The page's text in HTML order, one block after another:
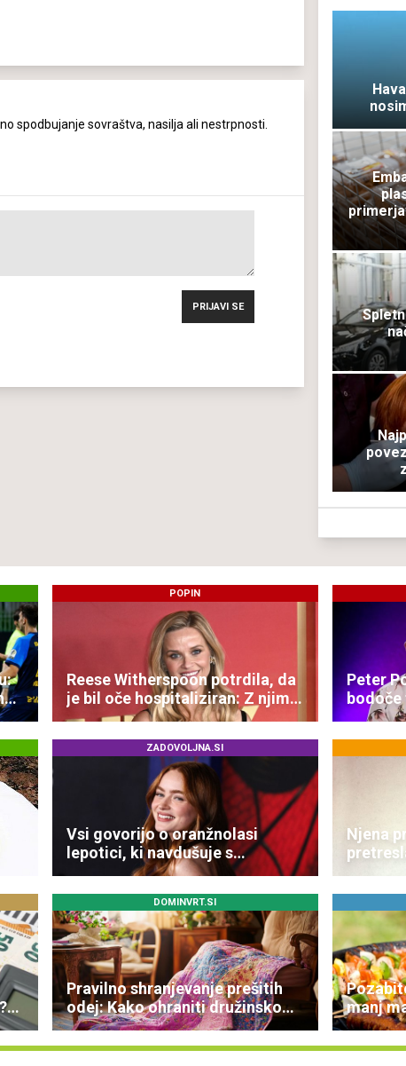
spodbujanje sovraštva, nasilja ali nestrpnosti.
PRIJAVI SE
POPIN
Reese Witherspoon potrdila, da
je bil oče hospitaliziran: Z njim
je vse v redu
Peter
bodoče
lovu
ZADOVOLJNA.SI
Vsi govorijo o oranžnolasi
lepotici, ki navdušuje s
skrivnostno vlogo
Njena
se je
DOMINVRT.SI
Pravilno shranjevanje prešitih
odej: Kako ohraniti družinsko
dediščino
manj